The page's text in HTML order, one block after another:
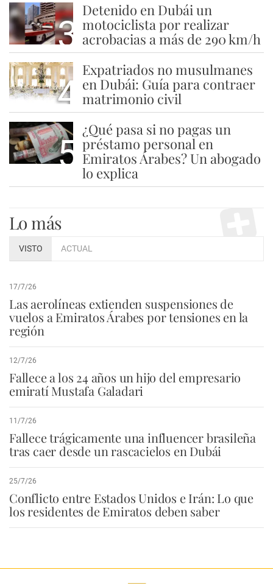
3
Detenido en Dubái un
motociclista por realizar
acrobacias a más de 290 km/h
4
Expatriados no musulmanes
en Dubái: Guía para contraer
matrimonio civil
5
¿Qué pasa si no pagas un
préstamo personal en
Emiratos Árabes? Un abogado
lo explica
Lo más
VISTO ACTUAL
17/7/26
Las aerolíneas extienden suspensiones de
vuelos a Emiratos Árabes por tensiones en la
región
12/7/26
Fallece a los 24 años un hijo del empresario
emiratí Mustafa Galadari
11/7/26
Fallece trágicamente una influencer brasileña
tras caer desde un rascacielos en Dubái
25/7/26
Conflicto entre Estados Unidos e Irán: Lo que
los residentes de Emiratos deben saber